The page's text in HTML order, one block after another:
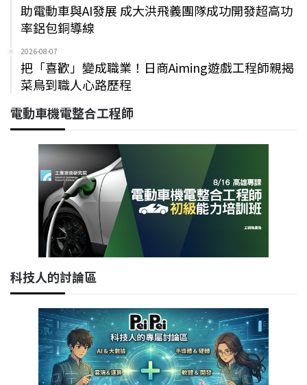
助電動車與AI發展 成大洪飛義團隊成功開發超高功
率鋁包銅導線
2026-08-07
把「喜歡」變成職業！日商Aiming遊戲工程師親揭
菜鳥到職人心路歷程
電動車機電整合工程師
科技人的討論區